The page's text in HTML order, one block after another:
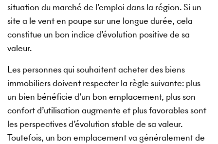
situation du marché de l’emploi dans la région. Si un
site a le vent en poupe sur une longue durée, cela
constitue un bon indice d’évolution positive de sa
valeur.
Les personnes qui souhaitent acheter des biens
immobiliers doivent respecter la règle suivante: plus
un bien bénéficie d’un bon emplacement, plus son
confort d’utilisation augmente et plus favorables sont
les perspectives d’évolution stable de sa valeur.
Toutefois, un bon emplacement va généralement de